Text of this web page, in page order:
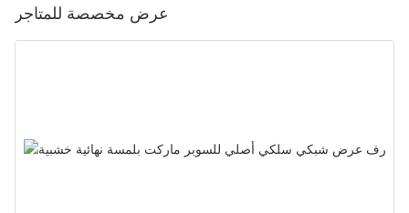
عرض مخصصة للمتاجر